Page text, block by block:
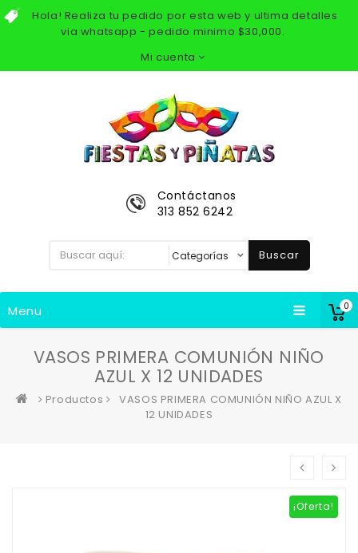
Hola! Realiza tu pedido por esta web y ultima detalles
via whatsapp - pedido minimo $30,000.
Mi cuenta
0
Contáctanos
313 852 6242
Buscar
Menu
VASOS PRIMERA COMUNIÓN NIÑO
AZUL X 12 UNIDADES
Productos
VASOS PRIMERA COMUNIÓN NIÑO AZUL X
12 UNIDADES
¡Oferta!